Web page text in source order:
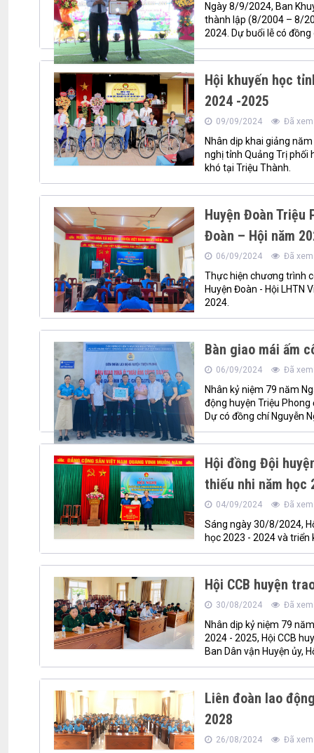
Ngày 8/9/2024, Ban
thành lập (8/2004 – 8/
2024. Dự buổi lễ có
Hội khuyến học
2024 -2025
09/09/2024 Đã
Nhân dịp khai giảng
nghị tỉnh Quảng Trị phối
khó tại Triệu Thành.
Huyện Đoàn Triệu
Đoàn – Hội năm
06/09/2024 Đã
Thực hiện chương trình
Huyện Đoàn - Hội LHTN
2024.
Bàn giao mái ấm
06/09/2024 Đã
Nhân kỷ niệm 79 năm
động huyện Triệu
Dự có đồng chí Nguyễn
Hội đồng Đội
thiếu nhi năm học
04/09/2024 Đã
Sáng ngày 30/8/2024,
học 2023 - 2024 và
Hội CCB huyện
30/08/2024 Đã
Nhân dịp kỷ niệm 79
2024 - 2025, Hội CCB
Ban Dân vận Huyện ủy,
Liên đoàn lao
2028
26/08/2024 Đã